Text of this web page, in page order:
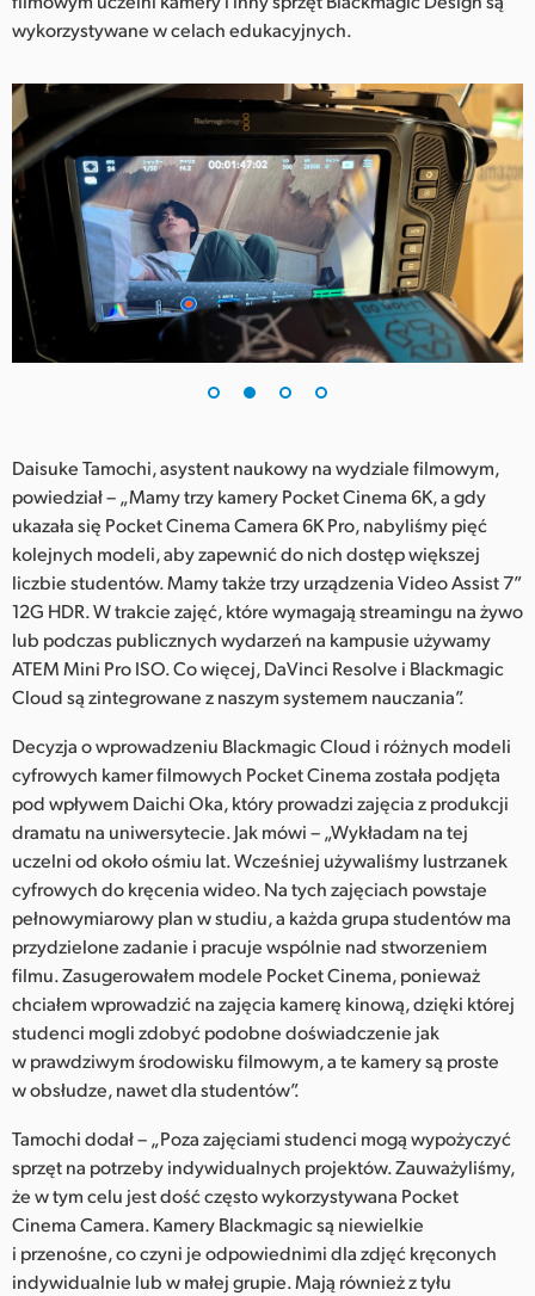
Norway
Polska
Singapore
South Africa
Spain
UAE
Ukraine
United Kingdom
United States
wykorzystywane w celach edukacyjnych.
Daisuke Tamochi, asystent naukowy na wydziale filmowym,
powiedział – „Mamy trzy kamery Pocket Cinema 6K, a gdy
ukazała się Pocket Cinema Camera 6K Pro, nabyliśmy pięć
kolejnych modeli, aby zapewnić do nich dostęp większej
liczbie studentów. Mamy także trzy urządzenia Video Assist 7”
12G HDR. W trakcie zajęć, które wymagają streamingu na żywo
lub podczas publicznych wydarzeń na kampusie używamy
ATEM Mini Pro ISO. Co więcej, DaVinci Resolve i Blackmagic
Cloud są zintegrowane z naszym systemem nauczania”.
Decyzja o wprowadzeniu Blackmagic Cloud i różnych modeli
cyfrowych kamer filmowych Pocket Cinema została podjęta
pod wpływem Daichi Oka, który prowadzi zajęcia z produkcji
dramatu na uniwersytecie. Jak mówi – „Wykładam na tej
uczelni od około ośmiu lat. Wcześniej używaliśmy lustrzanek
cyfrowych do kręcenia wideo. Na tych zajęciach powstaje
pełnowymiarowy plan w studiu, a każda grupa studentów ma
przydzielone zadanie i pracuje wspólnie nad stworzeniem
filmu. Zasugerowałem modele Pocket Cinema, ponieważ
chciałem wprowadzić na zajęcia kamerę kinową, dzięki której
studenci mogli zdobyć podobne doświadczenie jak
w prawdziwym środowisku filmowym, a te kamery są proste
w obsłudze, nawet dla studentów”.
Tamochi dodał – „Poza zajęciami studenci mogą wypożyczyć
sprzęt na potrzeby indywidualnych projektów. Zauważyliśmy,
że w tym celu jest dość często wykorzystywana Pocket
Cinema Camera. Kamery Blackmagic są niewielkie
i przenośne, co czyni je odpowiednimi dla zdjęć kręconych
indywidualnie lub w małej grupie. Mają również z tyłu